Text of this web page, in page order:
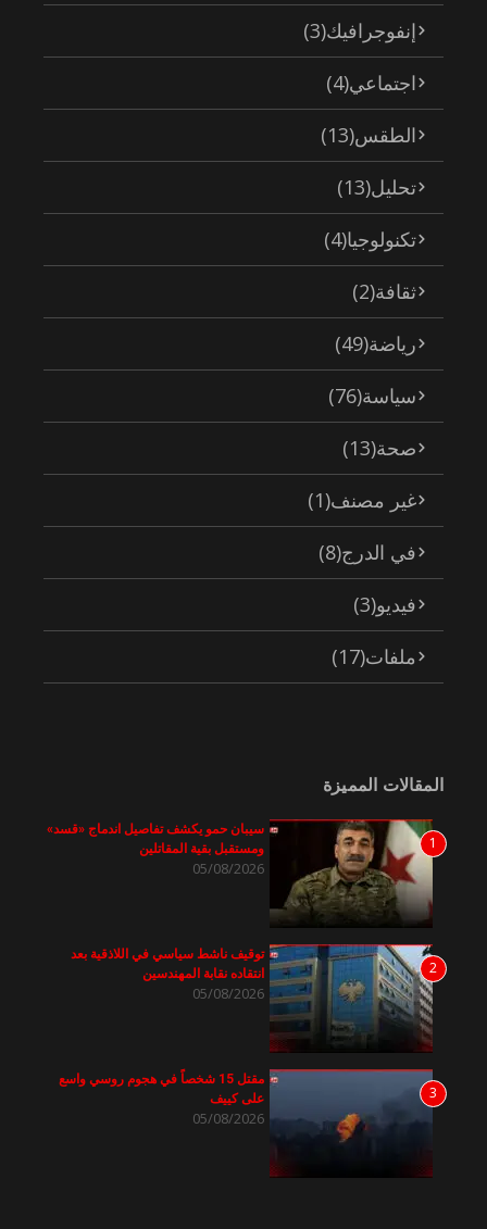
إنفوجرافيك(3)
اجتماعي(4)
الطقس(13)
تحليل(13)
تكنولوجيا(4)
ثقافة(2)
رياضة(49)
سياسة(76)
صحة(13)
غير مصنف(1)
في الدرج(8)
فيديو(3)
ملفات(17)
المقالات المميزة
1
سيبان حمو يكشف تفاصيل اندماج «قسد»
ومستقبل بقية المقاتلين
05/08/2026
2
توقيف ناشط سياسي في اللاذقية بعد
انتقاده نقابة المهندسين
05/08/2026
3
مقتل 15 شخصاً في هجوم روسي واسع
على كييف
05/08/2026